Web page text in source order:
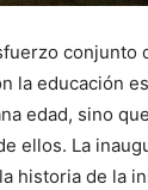
conjunto
la educación
edad, sino
ellos. La
historia de la